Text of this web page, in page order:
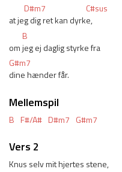
D#m7
C#sus
at jeg dig ret kan dyrke,
B
om jeg ej daglig styrke fra
G#m7
dine hænder får.
Mellemspil
B F#/A# D#m7 G#m7
Vers 2
Knus selv mit hjertes stene,